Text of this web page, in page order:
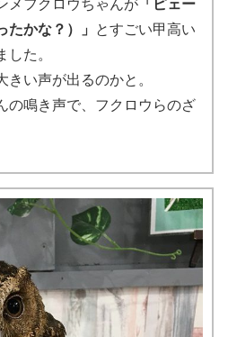
メフクロウちゃんが 「ピェー
たかな？）」
とすごい甲高い
た。
い声が出るのかと。
の鳴き声で、フクロウらのざ